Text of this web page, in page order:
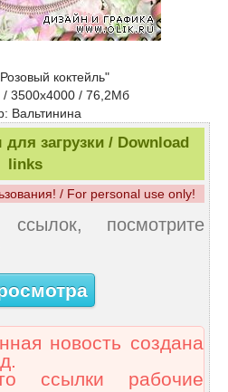
коктейль"
/ 3500х4000 / 76,2Мб
Вальтинина
загрузки / Download
links
/ For personal use only!
посмотрите
новость создана
ссылки рабочие